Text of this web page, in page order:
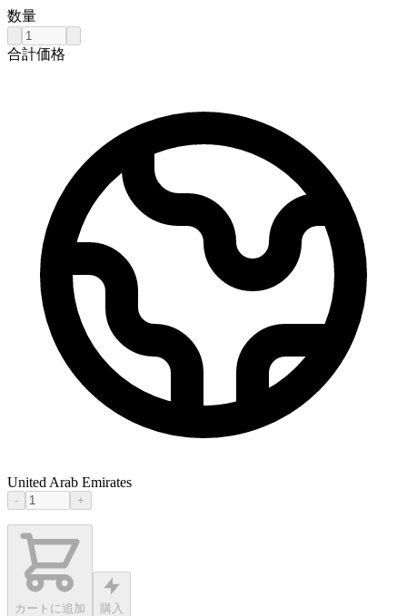
数量
合計価格
United Arab Emirates
- +
カートに追加 購入